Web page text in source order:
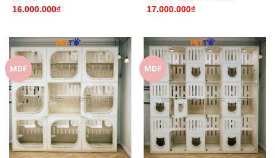
16.000.000₫ 17.000.000₫
MDF MDF